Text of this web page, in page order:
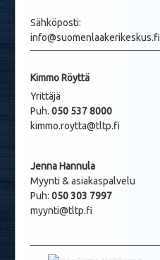
Sähköposti:
info@suomenlaakerikeskus.fi
Kimmo Röyttä
Yrittäjä
Puh. 050 537 8000
kimmo.roytta@tltp.fi
Jenna Hannula
Myynti & asiakaspalvelu
Puh: 050 303 7997
myynti@tltp.fi